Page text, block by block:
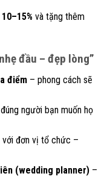
và tặng thêm
đầu – đẹp lòng”
điểm – phong cách sẽ
người bạn muốn họ
với đơn vị tổ chức –
(wedding planner) –